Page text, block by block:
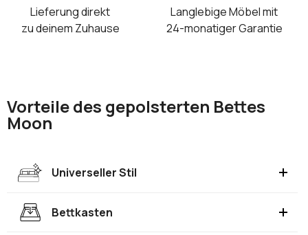
Lieferung direkt
zu deinem Zuhause
Langlebige Möbel mit
24-monatiger Garantie
Vorteile des gepolsterten Bettes
Moon
Universeller Stil
Bettkasten